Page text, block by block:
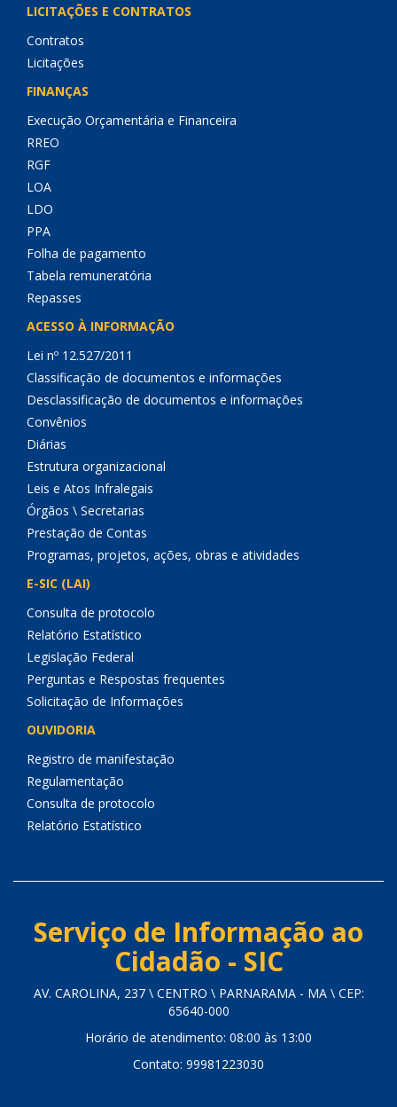
LICITAÇÕES E CONTRATOS
Contratos
Licitações
FINANÇAS
Execução Orçamentária e Financeira
RREO
RGF
LOA
LDO
PPA
Folha de pagamento
Tabela remuneratória
Repasses
ACESSO À INFORMAÇÃO
Lei nº 12.527/2011
Classificação de documentos e informações
Desclassificação de documentos e informações
Convênios
Diárias
Estrutura organizacional
Leis e Atos Infralegais
Órgãos \ Secretarias
Prestação de Contas
Programas, projetos, ações, obras e atividades
E-SIC (LAI)
Consulta de protocolo
Relatório Estatístico
Legislação Federal
Perguntas e Respostas frequentes
Solicitação de Informações
OUVIDORIA
Registro de manifestação
Regulamentação
Consulta de protocolo
Relatório Estatístico
Serviço de Informação ao
Cidadão - SIC
AV. CAROLINA, 237 \ CENTRO \ PARNARAMA - MA \ CEP:
65640-000
Horário de atendimento: 08:00 às 13:00
Contato: 99981223030